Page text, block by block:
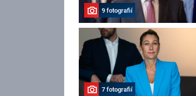
9 fotografií
7 fotografií